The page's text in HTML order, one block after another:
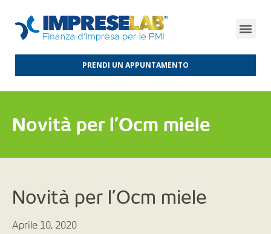
PRENDI UN APPUNTAMENTO
Novità per l’Ocm miele
Novità per l’Ocm miele
Aprile 10, 2020